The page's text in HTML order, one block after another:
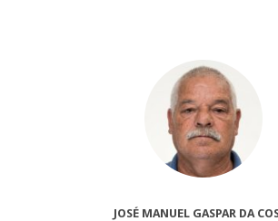
JOSÉ MANUEL GASPAR DA